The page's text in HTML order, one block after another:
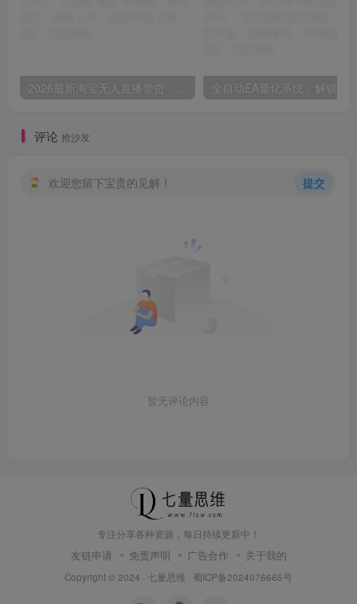
评论 抢沙发
欢迎您留下宝贵的见解！ 提交
暂无评论内容
专注分享各种资源，每日持续更新中！
友链申请 免责声明 广告合作 关于我的
Copyright © 2024 · 七量思维 · 蜀ICP备2024076665号